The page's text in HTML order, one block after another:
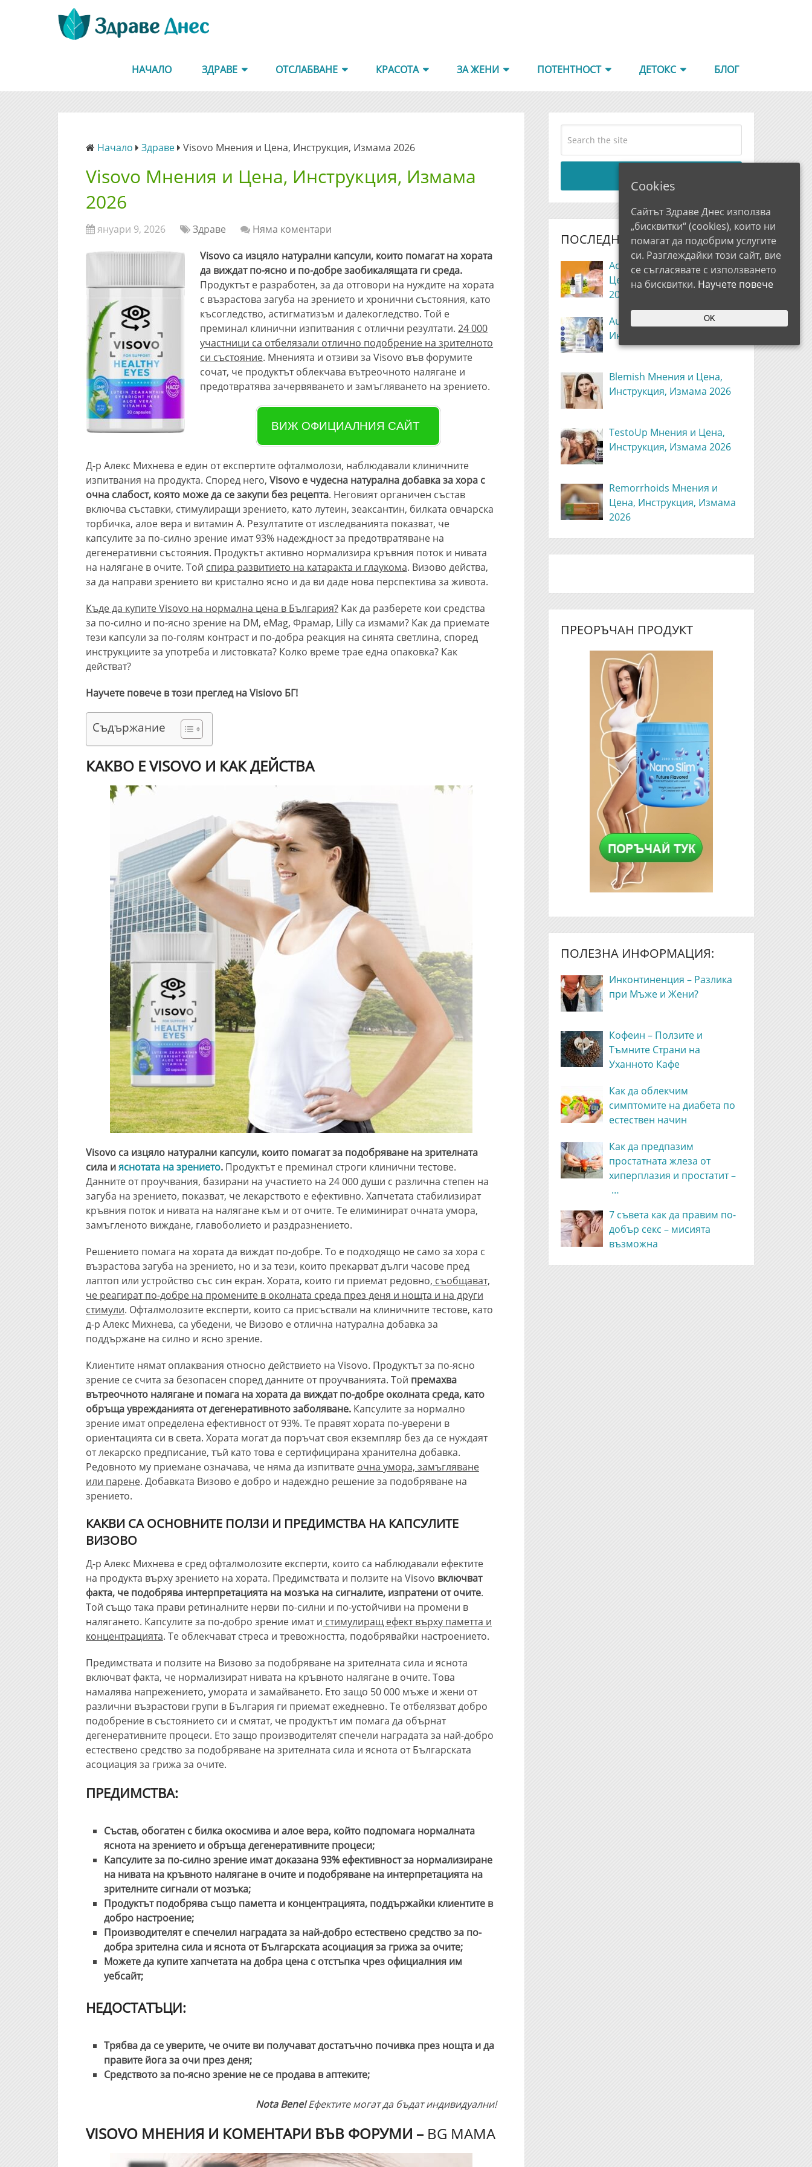
НАЧАЛО ЗДРАВЕ ОТСЛАБВАНЕ КРАСОТА ЗА ЖЕНИ ПОТЕНТНОСТ ДЕТОКС БЛОГ
Начало Здраве Visovo Мнения и Цена, Инструкция, Измама 2026
Visovo Мнения и Цена, Инструкция, Измама
2026
януари 9, 2026 Здраве
Няма коментари
Visovo са изцяло натурални капсули, които помагат на хората
да виждат по-ясно и по-добре заобикалящата ги среда.
Продуктът е разработен, за да отговори на нуждите на хората
с възрастова загуба на зрението и хронични състояния, като
късогледство, астигматизъм и далекогледство. Той е
преминал клинични изпитвания с отлични резултати.24 000
участници са отбелязали отлично подобрение на зрителното
си състояние. Мненията и отзиви за Visovo във форумите
сочат, че продуктът облекчава вътреочното налягане и
предотвратява зачервяването и замъгляването на зрението.
ВИЖ ОФИЦИАЛНИЯ САЙТ
Д-р Алекс Михнева е един от експертите офталмолози, наблюдавали клиничните
изпитвания на продукта. Според него, Visovo е чудесна натурална добавка за хора с
очна слабост, която може да се закупи без рецепта. Неговият органичен състав
включва съставки, стимулиращи зрението, като лутеин, зеаксантин, билката овчарска
торбичка, алое вера и витамин А. Резултатите от изследванията показват, че
капсулите за по-силно зрение имат 93% надеждност за предотвратяване на
дегенеративни състояния. Продуктът активно нормализира кръвния поток и нивата
на налягане в очите. Той спира развитието на катаракта и глаукома. Визово действа,
за да направи зрението ви кристално ясно и да ви даде нова перспектива за живота.
Къде да купите Visovo на нормална цена в България? Как да разберете кои средства
за по-силно и по-ясно зрение на DM, eMag, Фрамар, Lilly са измами? Как да приемате
тези капсули за по-голям контраст и по-добра реакция на синята светлина, според
инструкциите за употреба и листовката? Колко време трае една опаковка? Как
действат?
Научете повече в този преглед на Visiovo БГ!
Съдържание
КАКВО Е VISOVO И КАК ДЕЙСТВА
Visovo са изцяло натурални капсули, които помагат за подобряване на зрителната
сила ияснотата на зрението. Продуктът е преминал строги клинични тестове.
Данните от проучвания, базирани на участието на 24 000 души с различна степен на
загуба на зрението, показват, че лекарството е ефективно. Хапчетата стабилизират
кръвния поток и нивата на налягане към и от очите. Те елиминират очната умора,
замъгленото виждане, главоболието и раздразнението.
Решението помага на хората да виждат по-добре. То е подходящо не само за хора с
възрастова загуба на зрението, но и за тези, които прекарват дълги часове пред
лаптоп или устройство със син екран. Хората, които ги приемат редовно, съобщават,
че реагират по-добре на промените в околната среда през деня и нощта и на други
стимули. Офталмолозите експерти, които са присъствали на клиничните тестове, като
д-р Алекс Михнева, са убедени, че Визово е отлична натурална добавка за
поддържане на силно и ясно зрение.
Клиентите нямат оплаквания относно действието на Visovo. Продуктът за по-ясно
зрение се счита за безопасен според данните от проучванията. Той премахва
вътреочното налягане и помага на хората да виждат по-добре околната среда, като
обръща уврежданията от дегенеративното заболяване. Капсулите за нормално
зрение имат определена ефективност от 93%. Те правят хората по-уверени в
ориентацията си в света. Хората могат да поръчат своя екземпляр без да се нуждаят
от лекарско предписание, тъй като това е сертифицирана хранителна добавка.
Редовното му приемане означава, че няма да изпитвате очна умора, замъгляване
или парене. Добавката Визово е добро и надеждно решение за подобряване на
зрението.
КАКВИ СА ОСНОВНИТЕ ПОЛЗИ И ПРЕДИМСТВА НА КАПСУЛИТЕ
ВИЗОВО
Д-р Алекс Михнева е сред офталмолозите експерти, които са наблюдавали ефектите
на продукта върху зрението на хората. Предимствата и ползите на Visovo включват
факта, че подобрява интерпретацията на мозъка на сигналите, изпратени от очите.
Той също така прави ретиналните нерви по-силни и по-устойчиви на промени в
налягането. Капсулите за по-добро зрение имат и стимулиращ ефект върху паметта и
концентрацията. Те облекчават стреса и тревожността, подобрявайки настроението.
Предимствата и ползите на Визово за подобряване на зрителната сила и яснота
включват факта, че нормализират нивата на кръвното налягане в очите. Това
намалява напрежението, умората и замайването. Ето защо 50 000 мъже и жени от
различни възрастови групи в България ги приемат ежедневно. Те отбелязват добро
подобрение в състоянието си и смятат, че продуктът им помага да обърнат
дегенеративните процеси. Ето защо производителят спечели наградата за най-добро
естествено средство за подобряване на зрителната сила и яснота от Българската
асоциация за грижа за очите.
ПРЕДИМСТВА:
Състав, обогатен с билка окосмива и алое вера, който подпомага нормалната
яснота на зрението и обръща дегенеративните процеси;
Капсулите за по-силно зрение имат доказана 93% ефективност за нормализиране
на нивата на кръвното налягане в очите и подобряване на интерпретацията на
зрителните сигнали от мозъка;
Продуктът подобрява също паметта и концентрацията, поддържайки клиентите в
добро настроение;
Производителят е спечелил наградата за най-добро естествено средство за по-
добра зрителна сила и яснота от Българската асоциация за грижа за очите;
Можете да купите хапчетата на добра цена с отстъпка чрез официалния им
уебсайт;
НЕДОСТАТЪЦИ:
Трябва да се уверите, че очите ви получават достатъчно почивка през нощта и да
правите йога за очи през деня;
Средството за по-ясно зрение не се продава в аптеките;
Nota Bene!Ефектите могат да бъдат индивидуални!
VISOVO МНЕНИЯ И КОМЕНТАРИ ВЪВ ФОРУМИ – BG MAMA
ПОСЛЕДНИ РЕВЮТА
AccuSound Oil Мнения и
Цена, Инструкция, Измама
2026
Aurivit Мнения и Цена,
Инструкция, Измама 2026
Blemish Мнения и Цена,
Инструкция, Измама 2026
TestoUp Мнения и Цена,
Инструкция, Измама 2026
Remorrhoids Мнения и
Цена, Инструкция, Измама
2026
ПРЕОРЪЧАН ПРОДУКТ
ПОЛЕЗНА ИНФОРМАЦИЯ:
Инконтиненция – Разлика
при Мъже и Жени?
Кофеин – Ползите и
Тъмните Страни на
Уханното Кафе
Как да облекчим
симптомите на диабета по
естествен начин
Как да предпазим
простатната жлеза от
хиперплазия и простатит –
…
7 съвета как да правим по-
добър секс – мисията
възможна
Cookies
Сайтът Здраве Днес използва
„бисквитки“ (cookies), които ни
помагат да подобрим услугите
си. Разглеждайки този сайт, вие
се съгласявате с използването
на бисквитки. Научете повече
OK